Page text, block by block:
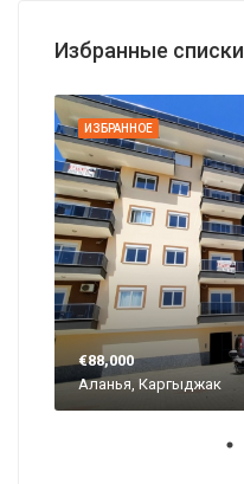
Избранные списки
ИЗБРАННОЕ
€88,000
Аланья, Каргыджак